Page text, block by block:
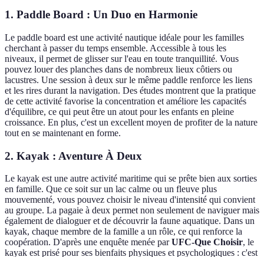
1. Paddle Board : Un Duo en Harmonie
Le paddle board est une activité nautique idéale pour les familles
cherchant à passer du temps ensemble. Accessible à tous les
niveaux, il permet de glisser sur l'eau en toute tranquillité. Vous
pouvez louer des planches dans de nombreux lieux côtiers ou
lacustres. Une session à deux sur le même paddle renforce les liens
et les rires durant la navigation. Des études montrent que la pratique
de cette activité favorise la concentration et améliore les capacités
d'équilibre, ce qui peut être un atout pour les enfants en pleine
croissance. En plus, c'est un excellent moyen de profiter de la nature
tout en se maintenant en forme.
2. Kayak : Aventure À Deux
Le kayak est une autre activité maritime qui se prête bien aux sorties
en famille. Que ce soit sur un lac calme ou un fleuve plus
mouvementé, vous pouvez choisir le niveau d'intensité qui convient
au groupe. La pagaie à deux permet non seulement de naviguer mais
également de dialoguer et de découvrir la faune aquatique. Dans un
kayak, chaque membre de la famille a un rôle, ce qui renforce la
coopération. D'après une enquête menée parUFC-Que Choisir, le
kayak est prisé pour ses bienfaits physiques et psychologiques : c'est